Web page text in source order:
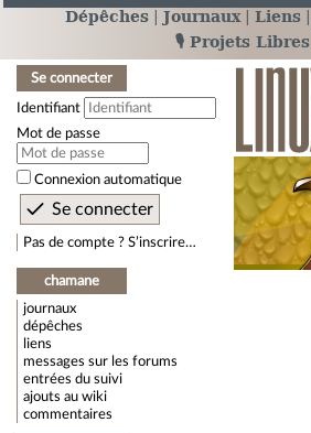
Dépêches Journaux Liens
🎙️ Projets Libres
Se connecter
Identifiant
Mot de passe
Connexion automatique
Pas de compte ? S’inscrire…
chamane
journaux
dépêches
liens
messages sur les forums
entrées du suivi
ajouts au wiki
commentaires